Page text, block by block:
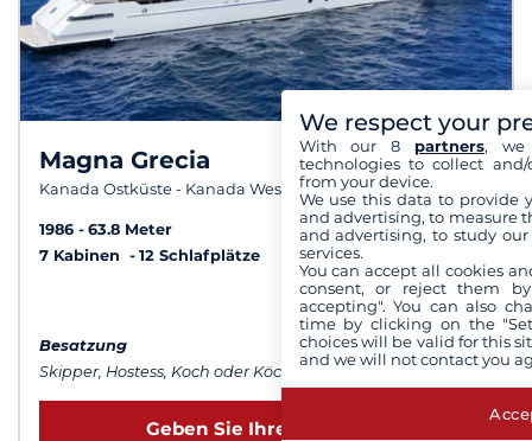
Magna Grecia
Kanada Ostküste - Kanada Westküste
1986
63.8 Meter
7 Kabinen
12 Schlafplätze
ab 329 000 €
Besatzung
Skipper, Hostess, Koch oder Köchin...
Geben Sie Ihre Daten ein
We respect your
With our 8 partners, we
technologies to collect
from your device.
We use this data to provide
and advertising, to measure
and advertising, to study
services.
You can accept all cookies
consent, or reject them
accepting". You can also
time by clicking on the
choices will be valid for this
and we will not contact you